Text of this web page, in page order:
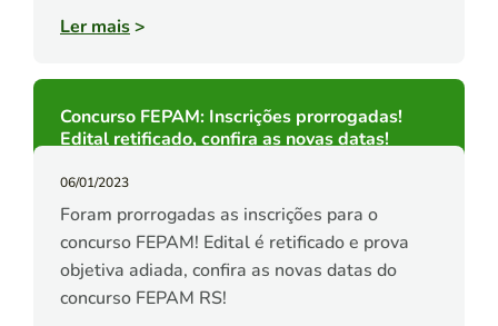
Ler mais>
Concurso FEPAM: Inscrições prorrogadas!
Edital retificado, confira as novas datas!
06/01/2023
Foram prorrogadas as inscrições para o
concurso FEPAM! Edital é retificado e prova
objetiva adiada, confira as novas datas do
concurso FEPAM RS!